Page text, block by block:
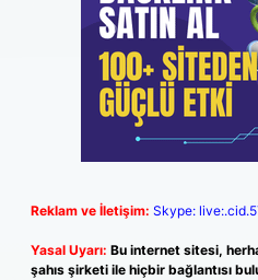
Reklam ve İletişim: Skype:
Yasal Uyarı: Bu internet sitesi,
şahıs şirketi ile hiçbir bağlantısı